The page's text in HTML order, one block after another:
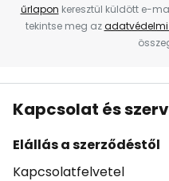
űrlapon keresztül küldött e-
tekintse meg az
Kapcsolat és
Elállás a szerződéstől
Kapcsolatfelvetel